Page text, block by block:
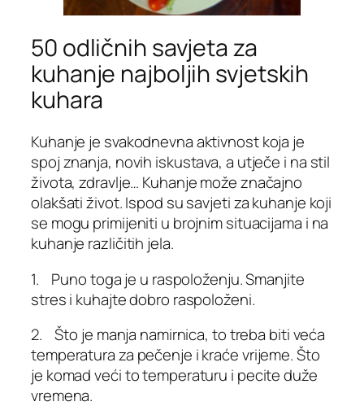
50 odličnih savjeta za
kuhanje najboljih svjetskih
kuhara
Kuhanje je svakodnevna aktivnost koja je
spoj znanja, novih iskustava, a utječe i na stil
života, zdravlje… Kuhanje može značajno
olakšati život. Ispod su savjeti za kuhanje koji
se mogu primijeniti u brojnim situacijama i na
kuhanje različitih jela.
1. Puno toga je u raspoloženju. Smanjite
stres i kuhajte dobro raspoloženi.
2. Što je manja namirnica, to treba biti veća
temperatura za pečenje i kraće vrijeme. Što
je komad veći to temperaturu i pecite duže
vremena.